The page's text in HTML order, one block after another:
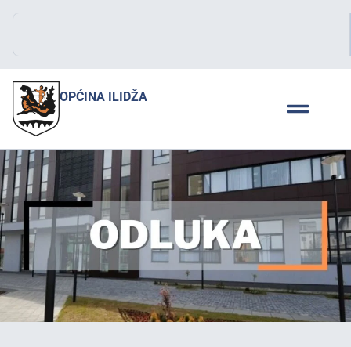
OPĆINA ILIDŽA